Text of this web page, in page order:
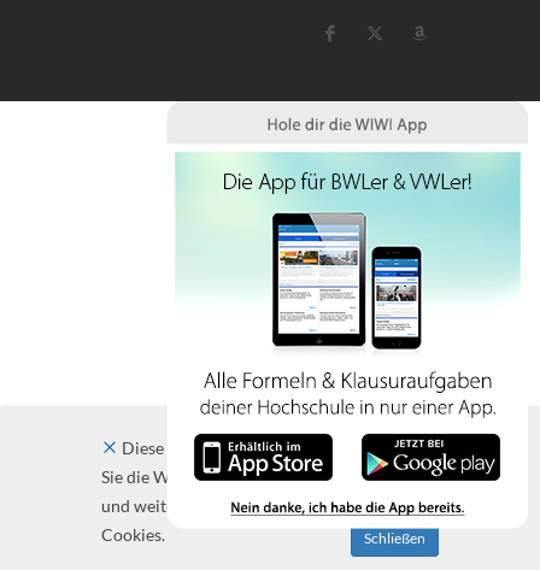
Diese Website verwendet Cookies. Indem
Sie die Website und ihre Angebote nutzen
und weiter navigieren, akzeptieren Sie diese
Cookies.
Schließen